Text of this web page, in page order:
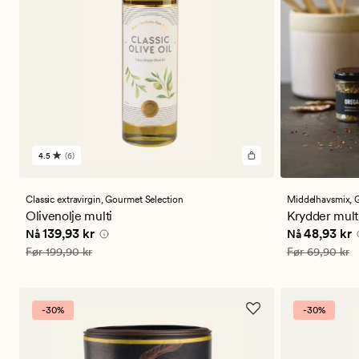
6
en
gjennomsnittlig
vurdering
på
4.5
4.5 (6)
Classic extravirgin,Gourmet Selection
Olivenolje multi
Nåværende pris
Nå139,93 kr
Vanlig pris 199,90 kr
Før199,90 kr
Middelhavsmix,
Krydder
Nåværende
Nå48,93 kr
Vanlig pris
Før69,90 kr
-30% -30%